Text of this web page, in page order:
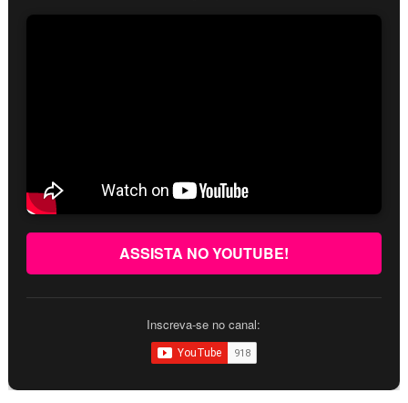
ASSISTA NO YOUTUBE!
Inscreva-se no canal: